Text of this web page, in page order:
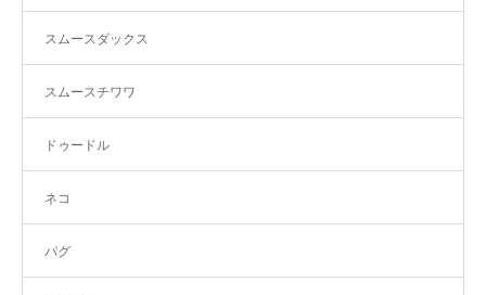
スムースダックス
スムースチワワ
ドゥードル
ネコ
パグ